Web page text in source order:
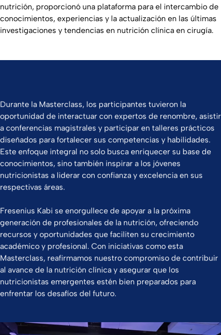
nutrición, proporcionó una plataforma para el intercambio de
conocimientos, experiencias y la actualización en las últimas
investigaciones y tendencias en nutrición clínica en cirugía.
Durante la Masterclass, los participantes tuvieron la
oportunidad de interactuar con expertos de renombre, asistir
a conferencias magistrales y participar en talleres prácticos
diseñados para fortalecer sus competencias y habilidades.
Este enfoque integral no solo busca enriquecer su base de
conocimientos, sino también inspirar a los jóvenes
nutricionistas a liderar con confianza y excelencia en sus
respectivas áreas.
Fresenius Kabi se enorgullece de apoyar a la próxima
generación de profesionales de la nutrición, ofreciendo
recursos y oportunidades que faciliten su crecimiento
académico y profesional. Con iniciativas como esta
Masterclass, reafirmamos nuestro compromiso de contribuir
al avance de la nutrición clínica y asegurar que los
nutricionistas emergentes estén bien preparados para
enfrentar los desafíos del futuro.